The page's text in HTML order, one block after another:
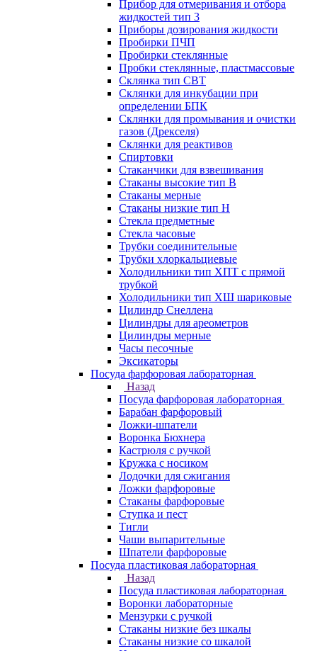
Прибор для отмеривания и отбора
жидкостей тип 3
Приборы дозирования жидкости
Пробирки ПЧП
Пробирки стеклянные
Пробки стеклянные, пластмассовые
Склянка тип СВТ
Склянки для инкубации при
определении БПК
Склянки для промывания и очистки
газов (Дрекселя)
Склянки для реактивов
Спиртовки
Стаканчики для взвешивания
Стаканы высокие тип В
Стаканы мерные
Стаканы низкие тип Н
Стекла предметные
Стекла часовые
Трубки соединительные
Трубки хлоркальциевые
Холодильники тип ХПТ с прямой
трубкой
Холодильники тип ХШ шариковые
Цилиндр Снеллена
Цилиндры для ареометров
Цилиндры мерные
Часы песочные
Эксикаторы
Посуда фарфоровая лабораторная
Назад
Посуда фарфоровая лабораторная
Барабан фарфоровый
Ложки-шпатели
Воронка Бюхнера
Кастрюля с ручкой
Кружка с носиком
Лодочки для сжигания
Ложки фарфоровые
Стаканы фарфоровые
Ступка и пест
Тигли
Чаши выпарительные
Шпатели фарфоровые
Посуда пластиковая лабораторная
Назад
Посуда пластиковая лабораторная
Воронки лабораторные
Мензурки с ручкой
Стаканы низкие без шкалы
Стаканы низкие со шкалой